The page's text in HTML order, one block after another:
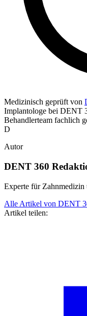
Medizinisch geprüft von
Implantologe bei DENT
Behandlerteam fachlich
D
Autor
DENT 360
Experte für
Alle Artikel von DENT
Artikel teilen: